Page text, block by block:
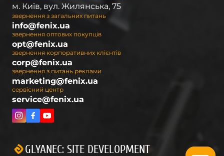
м. Київ, вул. Жилянська, 75
звернення з загальних питань
info@fenix.ua
звернення оптових покупців
opt@fenix.ua
звернення корпоративних клієнтів
corp@fenix.ua
звернення з питань реклами
marketing@fenix.ua
сервісний центр
service@fenix.ua
GLYANEC: SITE DEVELOPMENT